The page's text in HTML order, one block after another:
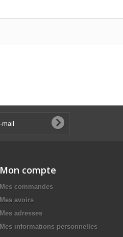
Mon compte
Mes commandes
Mes avoirs
Mes adresses
Mes informations personnelles